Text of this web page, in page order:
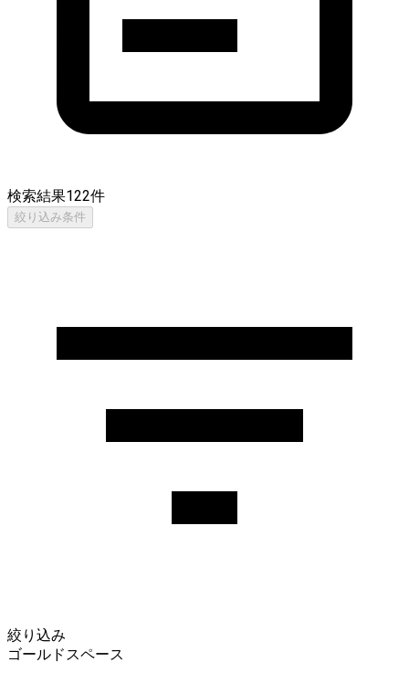
検索結果122件
絞り込み条件
絞り込み
ゴールドスペース